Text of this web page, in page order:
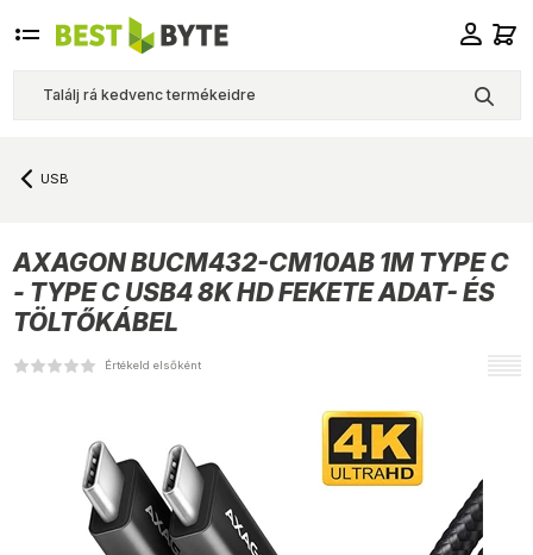
USB
AXAGONBUCM432-CM10AB 1M TYPE C
- TYPE C USB4 8K HD FEKETE ADAT- ÉS
TÖLTŐKÁBEL
Értékeld elsőként